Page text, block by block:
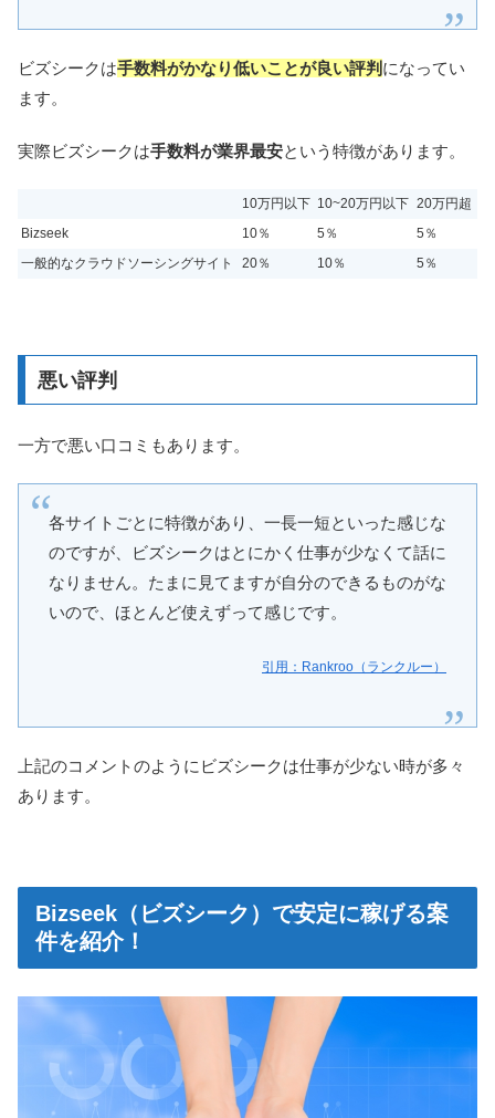
ビズシークは手数料がかなり低いことが良い評判 になってい
ます。
実際ビズシークは手数料が業界最安という特徴があります。
10万円以下 10~20万円以下 20万円超
Bizseek
10％ 5％
5％
一般的なクラウドソーシングサイト
20％ 10％ 5％
悪い評判
一方で悪い口コミもあります。
各サイトごとに特徴があり、一長一短といった感じな
のですが、ビズシークはとにかく仕事が少なくて話に
なりません。たまに見てますが自分のできるものがな
いので、ほとんど使えずって感じです。
引用：Rankroo（ランクルー）
上記のコメントのようにビズシークは仕事が少ない時が多々
あります。
Bizseek（ビズシーク）で安定に稼げる案
件を紹介！